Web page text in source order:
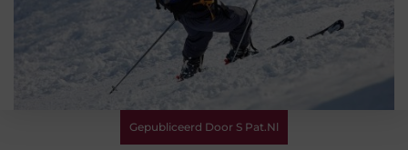
Gepubliceerd Door S Pat.nl